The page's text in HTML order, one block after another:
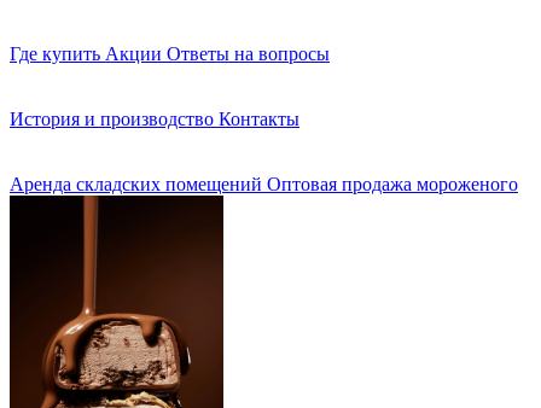
Где купить Акции Ответы на вопросы
История и производство Контакты
Аренда складских помещений Оптовая продажа мороженого